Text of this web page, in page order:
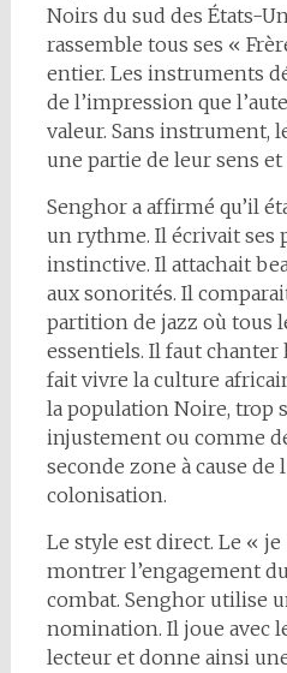
Noirs du sud des États-
rassemble tous ses «
entier. Les instruments
de l’impression que
valeur. Sans instrument,
une partie de leur sens et
Senghor a affirmé qu’il
un rythme. Il écrivait ses
instinctive. Il attachait
aux sonorités. Il
partition de jazz où tous
essentiels. Il faut chanter
fait vivre la culture
la population Noire, trop
injustement ou comme
seconde zone à cause de
colonisation.
Le style est direct. Le «
montrer l’engagement
combat. Senghor utilise
nomination. Il joue avec
lecteur et donne ainsi